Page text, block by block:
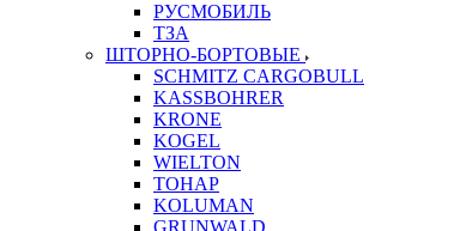
РУСМОБИЛЬ
ТЗА
ШТОРНО-БОРТОВЫЕ
SCHMITZ CARGOBULL
KASSBOHRER
KRONE
KOGEL
WIELTON
ТОНАР
KOLUMAN
GRUNWALD